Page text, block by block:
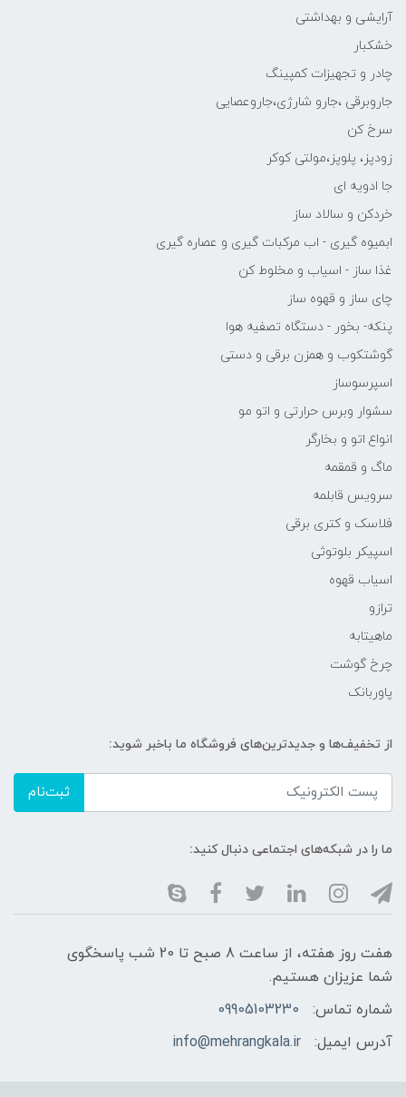
آرایشی و بهداشتی
خشکبار
چادر و تجهیزات کمپینگ
جاروبرقی ،جارو شارژی،جاروعصایی
سرخ کن
زودپز، پلوپز،مولتی کوکر
جا ادویه ای
خردکن و سالاد ساز
ابمیوه گیری - اب مرکبات گیری و عصاره گیری
غذا ساز - اسیاب و مخلوط کن
چای ساز و قهوه ساز
پنکه- بخور - دستگاه تصفیه هوا
گوشتکوب و همزن برقی و دستی
اسپرسوساز
سشوار وبرس حرارتی و اتو مو
انواع اتو و بخارگر
ماگ و قمقمه
سرویس قابلمه
فلاسک و کتری برقی
اسپیکر بلوتوثی
اسیاب قهوه
ترازو
ماهیتابه
چرخ گوشت
پاوربانک
از تخفیف‌ها و جدیدترین‌های فروشگاه ما باخبر شوید:
ثبت‌نام
ما را در شبکه‌های اجتماعی دنبال کنید:
هفت روز هفته، از ساعت 8 صبح تا 20 شب پاسخگوی
شما عزیزان هستیم.
شماره تماس:
09905103230
آدرس ایمیل:
info@mehrangkala.ir